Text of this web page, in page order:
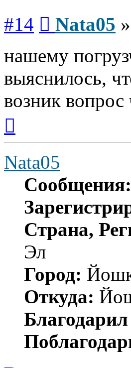
#14 Nata05 »
нашему
выяснилось,
возник
началу
Nata05
Сообщения:
Страна,
Эл
Город:
Откуда: